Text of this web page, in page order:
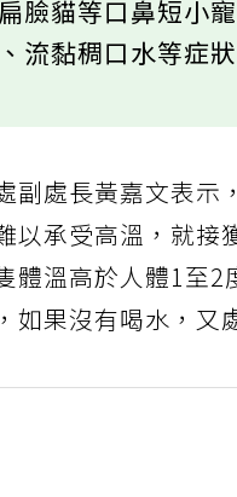
臉貓等口鼻短小
流黏稠口水等症
副處長黃嘉文表
以承受高溫，就
體溫高於人體1至
如果沒有喝水，又